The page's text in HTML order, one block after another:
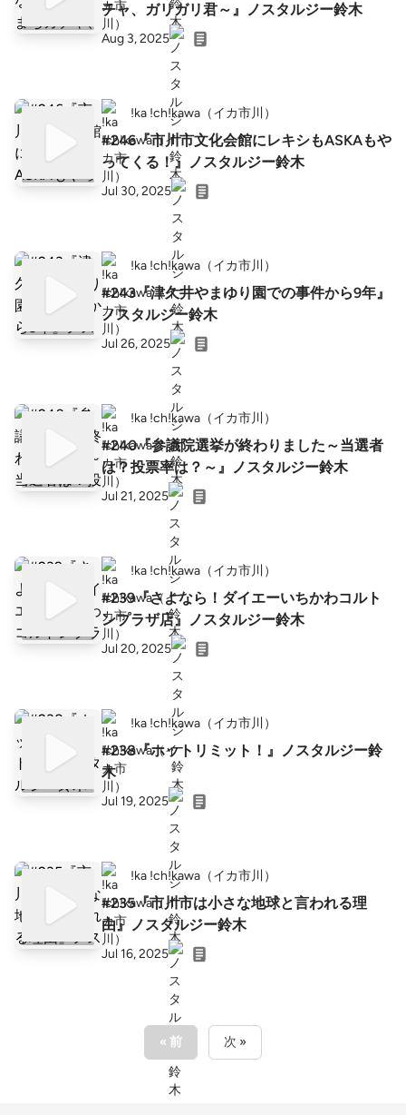
チャ、ガリガリ君～』ノスタルジー鈴木
Aug 3, 2025
!ka !ch!kawa（イカ市川）
#246『市川市文化会館にレキシもASKAもや
ってくる！』ノスタルジー鈴木
Jul 30, 2025
!ka !ch!kawa（イカ市川）
#243『津久井やまゆり園での事件から9年』
ノスタルジー鈴木
Jul 26, 2025
!ka !ch!kawa（イカ市川）
#240『参議院選挙が終わりました～当選者
は？投票率は？～』ノスタルジー鈴木
Jul 21, 2025
!ka !ch!kawa（イカ市川）
#239『さよなら！ダイエーいちかわコルト
ンプラザ店』ノスタルジー鈴木
Jul 20, 2025
!ka !ch!kawa（イカ市川）
#238『ホットリミット！』ノスタルジー鈴
木
Jul 19, 2025
!ka !ch!kawa（イカ市川）
#235『市川市は小さな地球と言われる理
由』ノスタルジー鈴木
Jul 16, 2025
« 前 次 »